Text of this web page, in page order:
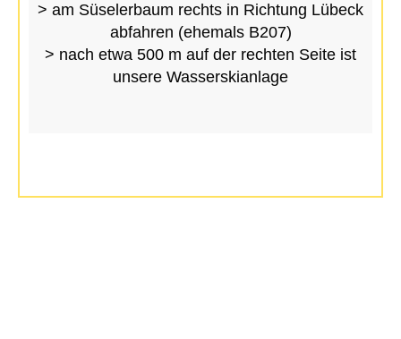
> am Süselerbaum rechts in Richtung Lübeck
abfahren (ehemals B207)
> nach etwa 500 m auf der rechten Seite ist
unsere Wasserskianlage